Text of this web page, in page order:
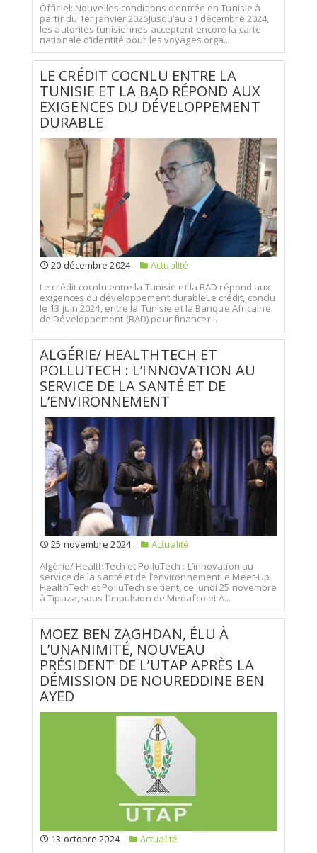
Officiel: Nouvelles conditions d’entrée en Tunisie à
partir du 1er janvier 2025Jusqu’au 31 décembre 2024,
les autorités tunisiennes acceptent encore la carte
nationale d’identité pour les voyages orga...
LE CRÉDIT COCNLU ENTRE LA
TUNISIE ET LA BAD RÉPOND AUX
EXIGENCES DU DÉVELOPPEMENT
DURABLE
20 décembre 2024
Actualité
Le crédit cocnlu entre la Tunisie et la BAD répond aux
exigences du développement durableLe crédit, conclu
le 13 juin 2024, entre la Tunisie et la Banque Africaine
de Développement (BAD) pour financer...
ALGÉRIE/ HEALTHTECH ET
POLLUTECH : L’INNOVATION AU
SERVICE DE LA SANTÉ ET DE
L’ENVIRONNEMENT
25 novembre 2024
Actualité
Algérie/ HealthTech et PolluTech : L’innovation au
service de la santé et de l’environnementLe Meet-Up
HealthTech et PolluTech se tient, ce lundi 25 novembre
à Tipaza, sous l’impulsion de Medafco et A...
MOEZ BEN ZAGHDAN, ÉLU À
L’UNANIMITÉ, NOUVEAU
PRÉSIDENT DE L’UTAP APRÈS LA
DÉMISSION DE NOUREDDINE BEN
AYED
13 octobre 2024
Actualité